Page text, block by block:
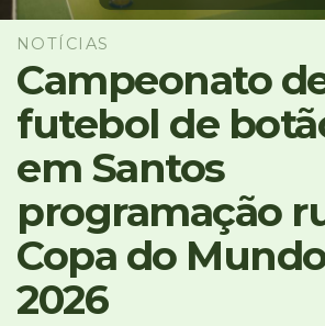
3
para
rodapé
Acessibilidade
NOTÍCIAS
Campeonato
futebol de
em Santos
programação
Copa do
2026